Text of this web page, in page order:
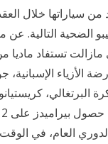
سياراتها خلال
الضحية التالية.
مازالت تستفاد
الأزياء الإسبانية،
العام، في الوقت